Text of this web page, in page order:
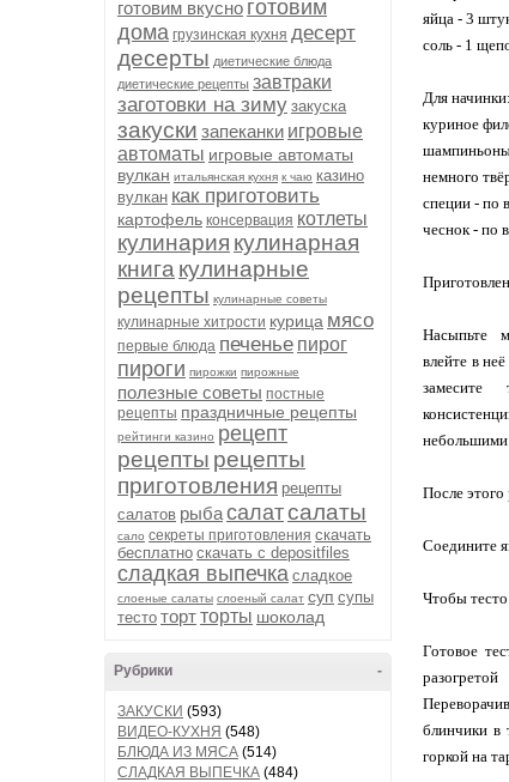
готовим вкусно готовим
дома грузинская кухня десерт
десерты диетические блюда
диетические рецепты завтраки
заготовки на зиму закуска
закуски запеканки игровые
автоматы игровые автоматы
вулкан итальянская кухня к чаю казино
вулкан как приготовить
картофель консервация котлеты
кулинария кулинарная
книга кулинарные
рецепты кулинарные советы
кулинарные хитрости курица мясо
первые блюда печенье пирог
пироги пирожки пирожные
полезные советы постные
рецепты праздничные рецепты
рейтинги казино рецепт
рецепты рецепты
приготовления рецепты
салатов рыбасалатсалаты
сало секреты приготовления скачать
бесплатно скачать с depositfiles
сладкая выпечка сладкое
слоеные салаты слоеный салат суп супы
тесто тортторты шоколад
-
Рубрики
ЗАКУСКИ (593)
ВИДЕО-КУХНЯ (548)
БЛЮДА ИЗ МЯСА (514)
СЛАДКАЯ ВЫПЕЧКА (484)
яйца - 3
соль - 1
Для начинки:
куриное
немного
специи - по
чеснок - по
Насыпьте
влейте в
замесите
небольшими
После этого
Соедините
Чтобы
Готовое
блинчики в
горкой на